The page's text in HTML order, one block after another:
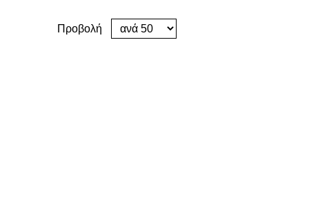
Προβολή